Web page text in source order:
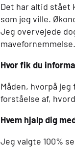
Det har altid stået
som jeg ville.
Jeg overvejede
mavefornemmelse.
Hvor fik du
Måden, hvorpå
forståelse af,
Hvem hjalp dig
Jeg valgte 100%